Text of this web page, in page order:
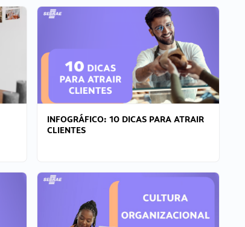
INFOGRÁFICO: 10 DICAS PARA ATRAIR
CLIENTES